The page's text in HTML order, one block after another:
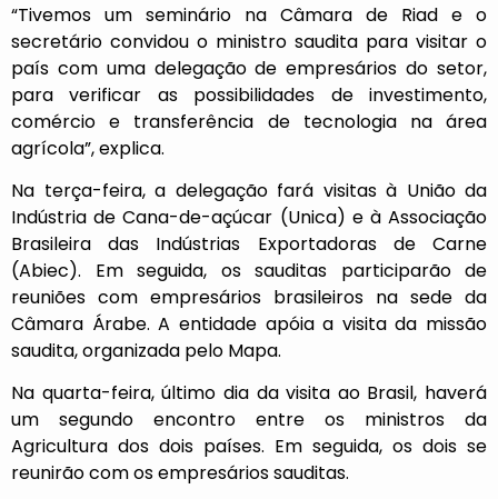
“Tivemos um seminário na Câmara de Riad e o
secretário convidou o ministro saudita para visitar o
país com uma delegação de empresários do setor,
para verificar as possibilidades de investimento,
comércio e transferência de tecnologia na área
agrícola”, explica.
Na terça-feira, a delegação fará visitas à União da
Indústria de Cana-de-açúcar (Unica) e à Associação
Brasileira das Indústrias Exportadoras de Carne
(Abiec). Em seguida, os sauditas participarão de
reuniões com empresários brasileiros na sede da
Câmara Árabe. A entidade apóia a visita da missão
saudita, organizada pelo Mapa.
Na quarta-feira, último dia da visita ao Brasil, haverá
um segundo encontro entre os ministros da
Agricultura dos dois países. Em seguida, os dois se
reunirão com os empresários sauditas.